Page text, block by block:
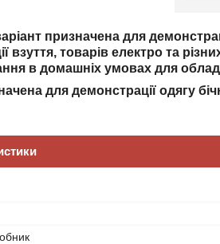
призначена для
взуття, товарів електро та
в домашніх умовах для
для демонстрації одягу